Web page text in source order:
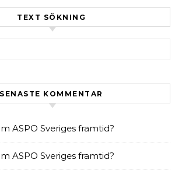
TEXT SÖKNING
SENASTE KOMMENTAR
ASPO Sveriges framtid?
ASPO Sveriges framtid?